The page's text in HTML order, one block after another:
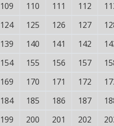
109 110 111 112
124 125 126 127
139 140 141 142
154 155 156 157
169 170 171 172
184 185 186 187
199 200 201 202